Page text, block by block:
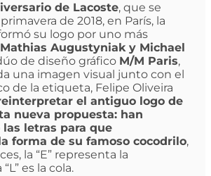
de Lacoste, que se
de 2018, en París, la
su logo por uno más
Mathias Augustyniak y Michael
de diseño gráfico M/M Paris,
una imagen visual junto con el
de la etiqueta, Felipe Oliveira
el antiguo logo de
nueva propuesta: han
letras para que
forma de su famoso cocodrilo,
la “E” representa la
es la cola.